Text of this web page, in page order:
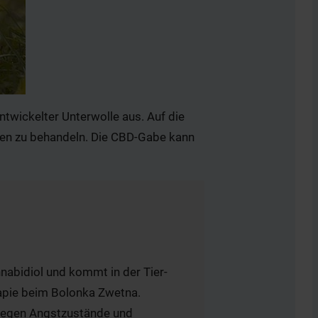
Unterwolle aus. Auf die
zu behandeln. Die CBD-Gabe kann
und kommt in der Tier-
beim Bolonka Zwetna.
Angstzustände und